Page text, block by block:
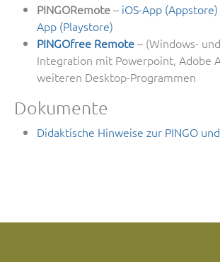
PINGORemote– iOS-App (Appstore)
App (Playstore)
PINGOfree Remote– (Windows-
Integration mit Powerpoint, Adobe
weiteren Desktop-Programmen
Dokumente
Didaktische Hinweise zur PINGO